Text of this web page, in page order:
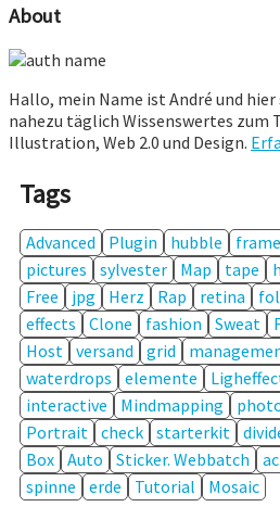
About
Hallo, mein Name ist André und
nahezu täglich Wissenswertes zum
Illustration, Web 2.0 und Design.
Tags
Advanced Plugin hubble frame
pictures
sylvester Map tape
Free
jpg Herz Rap retina
effects
Clone fashion Sweat
Host
versand grid
waterdrops
elemente
interactive
Mindmapping
Portrait
check starterkit
Box Auto Sticker. Webbatch
spinne
erde Tutorial Mosaic